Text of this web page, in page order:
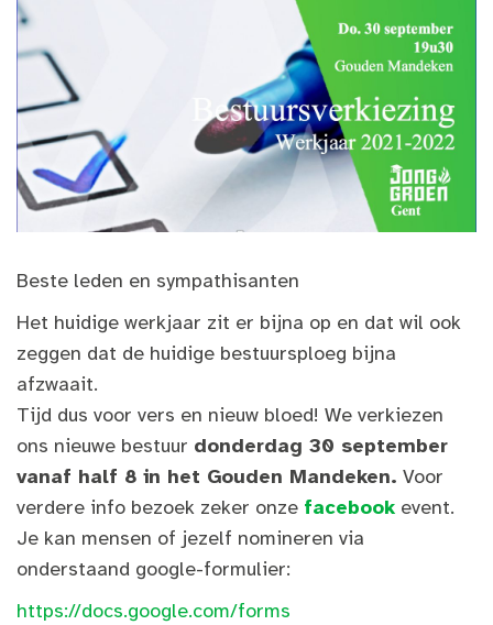
Beste leden en sympathisanten
Het huidige werkjaar zit er bijna op en dat wil ook
zeggen dat de huidige bestuursploeg bijna
afzwaait.
Tijd dus voor vers en nieuw bloed! We verkiezen
ons nieuwe bestuur donderdag 30 september
vanaf half 8 in het Gouden Mandeken. Voor
verdere info bezoek zeker onze facebook event.
Je kan mensen of jezelf nomineren via
onderstaand google-formulier:
https://docs.google.com/forms